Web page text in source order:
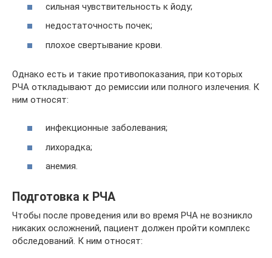
сильная чувствительность к йоду;
недостаточность почек;
плохое свертывание крови.
Однако есть и такие противопоказания, при которых
РЧА откладывают до ремиссии или полного излечения. К
ним относят:
инфекционные заболевания;
лихорадка;
анемия.
Подготовка к РЧА
Чтобы после проведения или во время РЧА не возникло
никаких осложнений, пациент должен пройти комплекс
обследований. К ним относят: